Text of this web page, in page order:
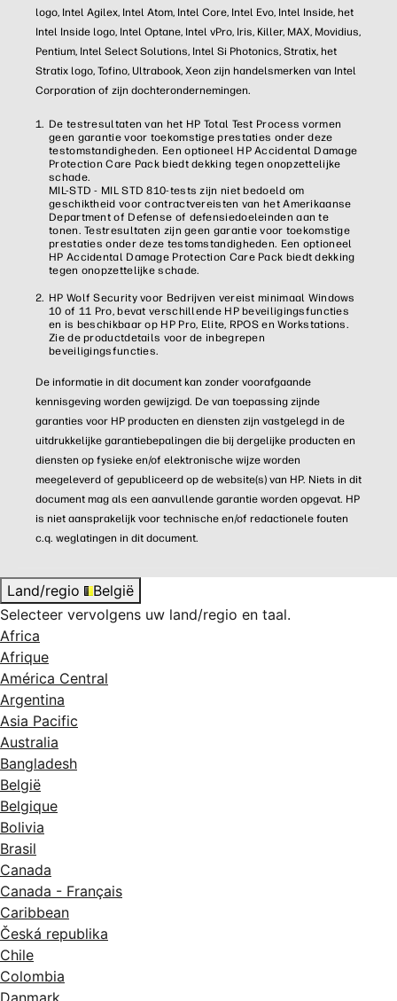
logo, Intel Agilex, Intel Atom, Intel Core, Intel Evo, Intel Inside, het
Intel Inside logo, Intel Optane, Intel vPro, Iris, Killer, MAX, Movidius,
Pentium, Intel Select Solutions, Intel Si Photonics, Stratix, het
Stratix logo, Tofino, Ultrabook, Xeon zijn handelsmerken van Intel
Corporation of zijn dochterondernemingen.
De testresultaten van het HP Total Test Process vormen
geen garantie voor toekomstige prestaties onder deze
testomstandigheden. Een optioneel HP Accidental Damage
Protection Care Pack biedt dekking tegen onopzettelijke
schade.
MIL-STD - MIL STD 810-tests zijn niet bedoeld om
geschiktheid voor contractvereisten van het Amerikaanse
Department of Defense of defensiedoeleinden aan te
tonen. Testresultaten zijn geen garantie voor toekomstige
prestaties onder deze testomstandigheden. Een optioneel
HP Accidental Damage Protection Care Pack biedt dekking
tegen onopzettelijke schade.
HP Wolf Security voor Bedrijven vereist minimaal Windows
10 of 11 Pro, bevat verschillende HP beveiligingsfuncties
en is beschikbaar op HP Pro, Elite, RPOS en Workstations.
Zie de productdetails voor de inbegrepen
beveiligingsfuncties.
De informatie in dit document kan zonder voorafgaande
kennisgeving worden gewijzigd. De van toepassing zijnde
garanties voor HP producten en diensten zijn vastgelegd in de
uitdrukkelijke garantiebepalingen die bij dergelijke producten en
diensten op fysieke en/of elektronische wijze worden
meegeleverd of gepubliceerd op de website(s) van HP. Niets in dit
document mag als een aanvullende garantie worden opgevat. HP
is niet aansprakelijk voor technische en/of redactionele fouten
c.q. weglatingen in dit document.
Land/regio
België
Selecteer vervolgens uw land/regio en taal.
Africa
Afrique
América Central
Argentina
Asia Pacific
Australia
Bangladesh
België
Belgique
Bolivia
Brasil
Canada
Canada - Français
Caribbean
Česká republika
Chile
Colombia
Danmark